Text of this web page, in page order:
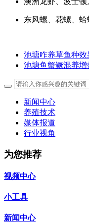
东风螺、花螺、蛤
池塘咋养草鱼种效
池塘鱼蟹鳜混养增
新闻中心
养殖技术
媒体报道
行业视角
为您推荐
视频中心
小工具
新闻中心